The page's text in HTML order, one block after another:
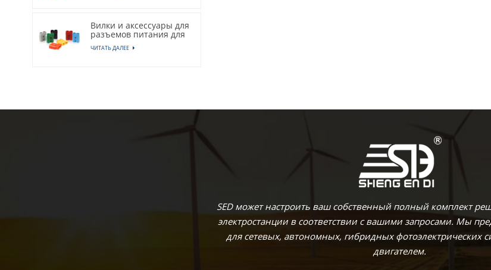
Вилки и аксессуары для
разъемов питания для
литиевых батарей
ЧИТАТЬ ДАЛЕЕ
SED может настроить ваш собственный полный комплект
электростанции в соответствии с вашими запросами. Мы
для сетевых, автономных, гибридных фотоэлектрических
двигателем.